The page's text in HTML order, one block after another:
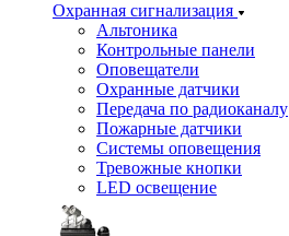
Охранная сигнализация
Альтоника
Контрольные панели
Оповещатели
Охранные датчики
Передача по радиоканалу
Пожарные датчики
Системы оповещения
Тревожные кнопки
LED освещение